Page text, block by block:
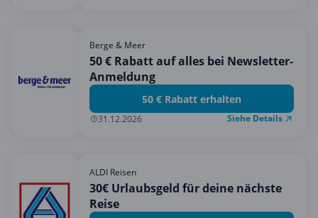
Berge & Meer
50 € Rabatt auf alles bei Newsletter-
Anmeldung
50 € Rabatt erhalten
31.12.2026 Siehe Details
ALDI Reisen
30€ Urlaubsgeld für deine nächste
Reise